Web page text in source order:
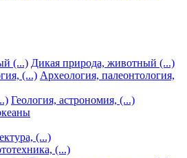
(...) Дикая природа, животный (...)
(...) Археология, палеонтология,
Геология, астрономия, (...)
(...)
(...)